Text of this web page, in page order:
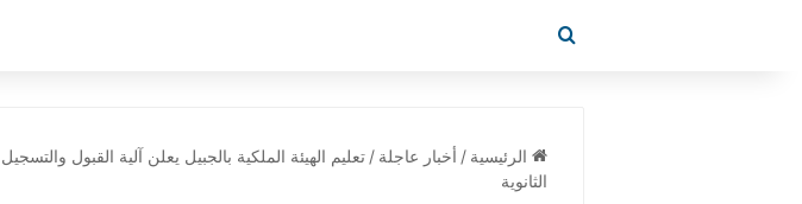
الرئيسية / أخبار عاجلة / تعليم الهيئة الملكية بالجبيل يعلن آلية القبول
الثانوية